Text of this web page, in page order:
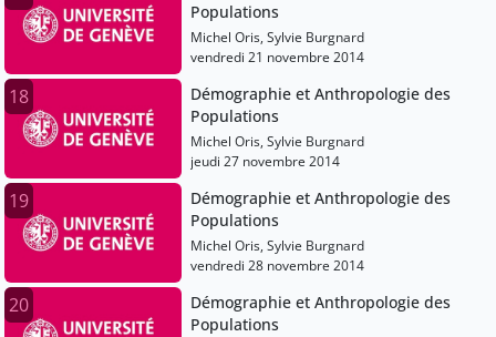
Populations
Michel Oris, Sylvie Burgnard
vendredi 21 novembre 2014
18
Démographie et Anthropologie des
Populations
Michel Oris, Sylvie Burgnard
jeudi 27 novembre 2014
19
Démographie et Anthropologie des
Populations
Michel Oris, Sylvie Burgnard
vendredi 28 novembre 2014
20
Démographie et Anthropologie des
Populations